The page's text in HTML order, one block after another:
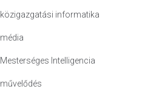
közigazgatási informatika
média
Mesterséges Intelligencia
művelődés